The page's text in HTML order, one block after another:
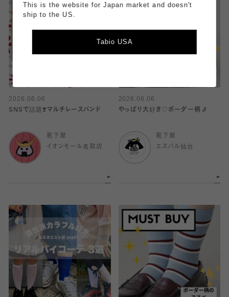
2026.06.06
SNSで話題❣️マルチレースバンド
靴下屋
イオンモール名取店
2026.06.06
やっぱり大好き♡ボーダー柄🧦
靴下屋
エスパル仙台
This is the website for Japan market and doesn't
ship to the US.
Tabio USA